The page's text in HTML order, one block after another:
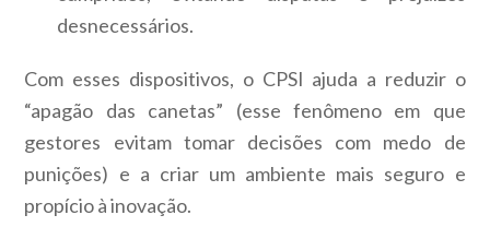
desnecessários.
Com esses dispositivos, o CPSI ajuda a reduzir o
“apagão das canetas” (esse fenômeno em que
gestores evitam tomar decisões com medo de
punições) e a criar um ambiente mais seguro e
propício à inovação.